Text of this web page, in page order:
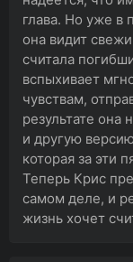
глава. Но уже в
она видит
считала
вспыхивает
чувствам,
результате она
и другую
которая за эти
Теперь Крис
самом деле, и
жизнь хочет